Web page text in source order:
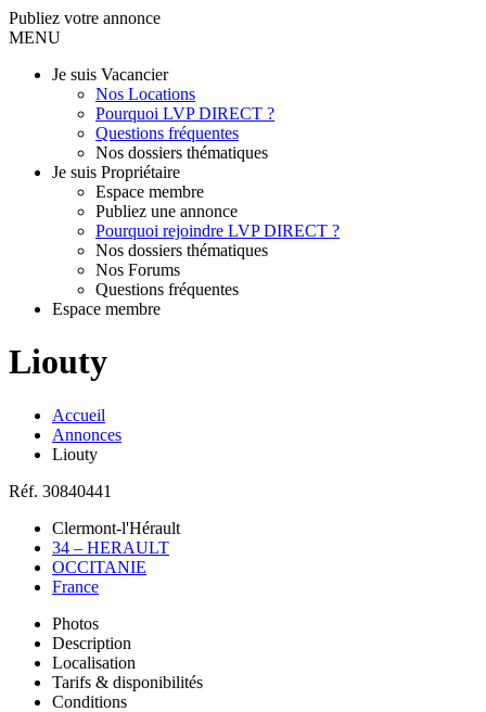
Publiez votre annonce
MENU
Je suis Vacancier
Nos Locations
Pourquoi LVP DIRECT ?
Questions fréquentes
Nos dossiers thématiques
Je suis Propriétaire
Espace membre
Publiez une annonce
Pourquoi rejoindre LVP DIRECT ?
Nos dossiers thématiques
Nos Forums
Questions fréquentes
Espace membre
Liouty
Accueil
Annonces
Liouty
Réf. 30840441
Clermont-l'Hérault
34 – HERAULT
OCCITANIE
France
Photos
Description
Localisation
Tarifs & disponibilités
Conditions